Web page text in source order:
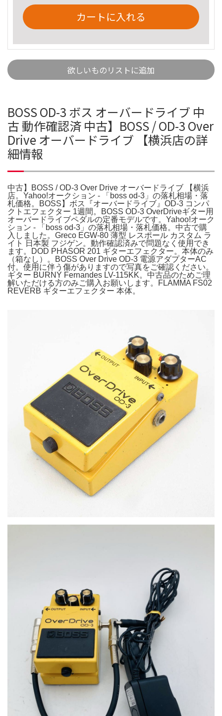
カートに入れる
欲しいものリストに追加
BOSS OD-3 ボス オーバードライブ 中
古 動作確認済 中古】BOSS / OD-3 Over
Drive オーバードライブ 【横浜店の詳
細情報
中古】BOSS / OD-3 Over Drive オーバードライブ 【横浜
店。Yahoo!オークション - 「boss od-3」の落札相場・落
札価格。BOSS】ボス『オーバードライブ』OD-3 コンパ
クトエフェクター 1週間。BOSS OD-3 OverDriveギター用
オーバードライブペダルの定番モデルです。Yahoo!オーク
ション - 「boss od-3」の落札相場・落札価格。中古で購
入しました。Greco EGW-80 薄型 レスポール カスタム ラ
イト 日本製 フジゲン。動作確認済みで問題なく使用でき
ます。DOD PHASOR 201 ギターエフェクター。本体のみ
（箱なし）。BOSS Over Drive OD-3 電源アダプターAC
付。使用に伴う傷がありますので写真をご確認ください。
ギター BURNY Fernandes LV-115KK。中古品のためご理
解いただける方のみご購入お願いします。FLAMMA FS02
REVERB ギターエフェクター 本体。